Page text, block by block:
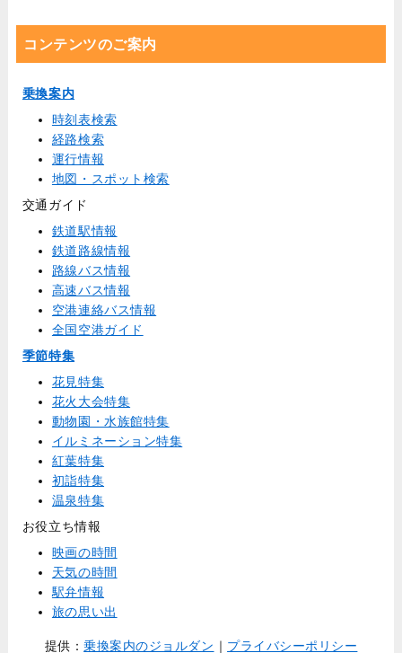
コンテンツのご案内
乗換案内
時刻表検索
経路検索
運行情報
地図・スポット検索
交通ガイド
鉄道駅情報
鉄道路線情報
路線バス情報
高速バス情報
空港連絡バス情報
全国空港ガイド
季節特集
花見特集
花火大会特集
動物園・水族館特集
イルミネーション特集
紅葉特集
初詣特集
温泉特集
お役立ち情報
映画の時間
天気の時間
駅弁情報
旅の思い出
提供：乗換案内のジョルダン ｜ プライバシーポリシー